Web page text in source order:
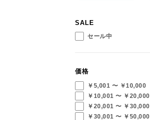
SALE
セール中
価格
￥5,001 〜 ￥10,000
￥10,001 〜 ￥20,000
￥20,001 〜 ￥30,000
￥30,001 〜 ￥50,000